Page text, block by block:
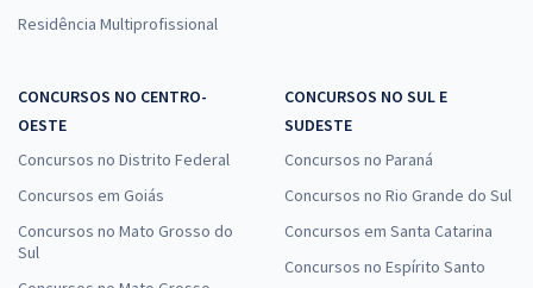
Residência Multiprofissional
CONCURSOS NO CENTRO-
OESTE
Concursos no Distrito Federal
Concursos em Goiás
Concursos no Mato Grosso do
Sul
CONCURSOS NO SUL E
SUDESTE
Concursos no Paraná
Concursos no Rio Grande do Sul
Concursos em Santa Catarina
Concursos no Espírito Santo